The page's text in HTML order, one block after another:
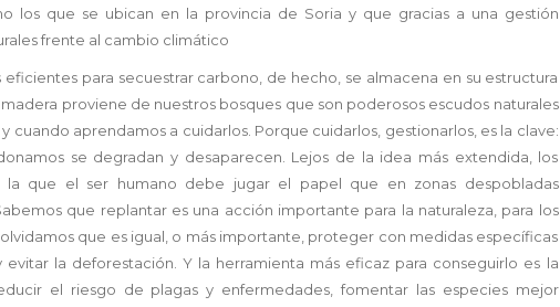
los que se ubican en la provincia de Soria y que gracias a una gestión
frente al cambio climático
para secuestrar carbono, de hecho, se almacena en su estructura
proviene de nuestros bosques que son poderosos escudos naturales
aprendamos a cuidarlos. Porque cuidarlos, gestionarlos, es la clave:
se degradan y desaparecen. Lejos de la idea más extendida, los
que el ser humano debe jugar el papel que en zonas despobladas
que replantar es una acción importante para la naturaleza, para los
que es igual, o más importante, proteger con medidas específicas
la deforestación. Y la herramienta más eficaz para conseguirlo es la
el riesgo de plagas y enfermedades, fomentar las especies mejor